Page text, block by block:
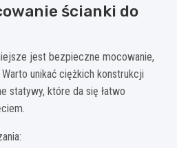
ścianki do
jest bezpieczne mocowanie,
unikać ciężkich konstrukcji
statywy, które da się łatwo